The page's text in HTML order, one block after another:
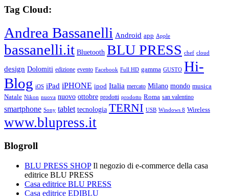
Tag Cloud:
Andrea Bassanelli Android app Apple
bassanelli.it Bluetooth BLU PRESS chef cloud
design Dolomiti edizione evento Facebook Full HD gamma GUSTO Hi-
Blog iOS iPad iPHONE ipod Italia mercato Milano mondo musica
Natale Nikon nuova nuovo ottobre prodotti prodotto Roma san valentino
smartphone Sony tablet tecnologia TERNI USB Windows 8 Wireless
www.blupress.it
Blogroll
BLU PRESS SHOPIl negozio di e-commerce della casa
editrice BLU PRESS
Casa editrice BLU PRESS
Casa editrice EDIBLU